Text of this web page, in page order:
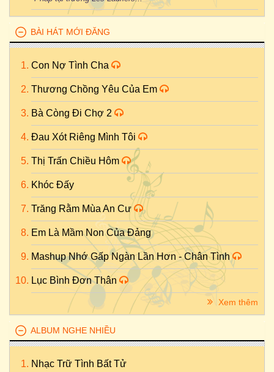
BÀI HÁT MỚI ĐĂNG
Con Nợ Tình Cha
Thương Chồng Yêu Của Em
Bà Còng Đi Chợ 2
Đau Xót Riêng Mình Tôi
Thị Trấn Chiều Hôm
Khóc Đấy
Trăng Rằm Mùa An Cư
Em Là Mầm Non Của Đảng
Mashup Nhớ Gấp Ngàn Lần Hơn - Chân Tình
Lục Bình Đơn Thân
Xem thêm
ALBUM NGHE NHIỀU
Nhạc Trữ Tình Bất Tử